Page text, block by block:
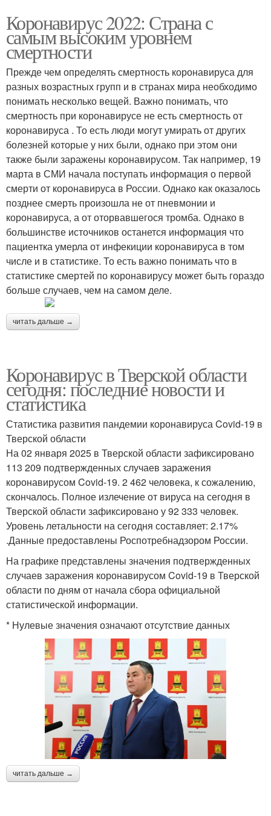
Коронавирус 2022: Страна с
самым высоким уровнем
смертности
Прежде чем определять смертность коронавируса для
разных возрастных групп и в странах мира необходимо
понимать несколько вещей. Важно понимать, что
смертность при коронавирусе не есть смертность от
коронавируса . То есть люди могут умирать от других
болезней которые у них были, однако при этом они
также были заражены коронавирусом. Так например, 19
марта в СМИ начала поступать информация о первой
смерти от коронавируса в России. Однако как оказалось
позднее смерть произошла не от пневмонии и
коронавируса, а от оторвавшегося тромба. Однако в
большинстве источников останется информация что
пациентка умерла от инфекиции коронавируса в том
числе и в статистике. То есть важно понимать что в
статистике смертей по коронавирусу может быть гораздо
больше случаев, чем на самом деле.
читать дальше →
Коронавирус в Тверской области
сегодня: последние новости и
статистика
Статистика развития пандемии коронавируса Covid-19 в
Тверской области
На 02 января 2025 в Тверской области зафиксировано
113 209 подтвержденных случаев заражения
коронавирусом Covid-19. 2 462 человека, к сожалению,
скончалось. Полное излечение от вируса на сегодня в
Тверской области зафиксировано у 92 333 человек.
Уровень летальности на сегодня составляет: 2.17%
.Данные предоставлены Роспотребнадзором России.
На графике представлены значения подтвержденных
случаев заражения коронавирусом Covid-19 в Тверской
области по дням от начала сбора официальной
статистической информации.
* Нулевые значения означают отсутствие данных
читать дальше →